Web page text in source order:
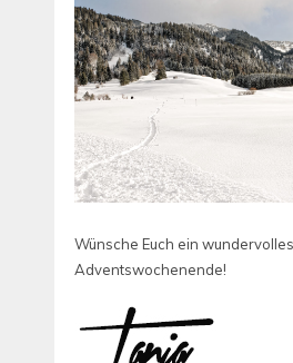
Wünsche Euch ein wundervolles
Adventswochenende!